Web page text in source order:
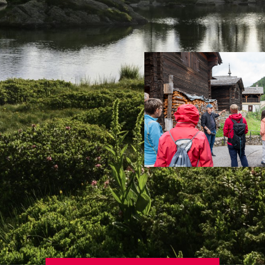
les gorges de la
12:30
Dorfführung Binn
10.08.2026 15:45